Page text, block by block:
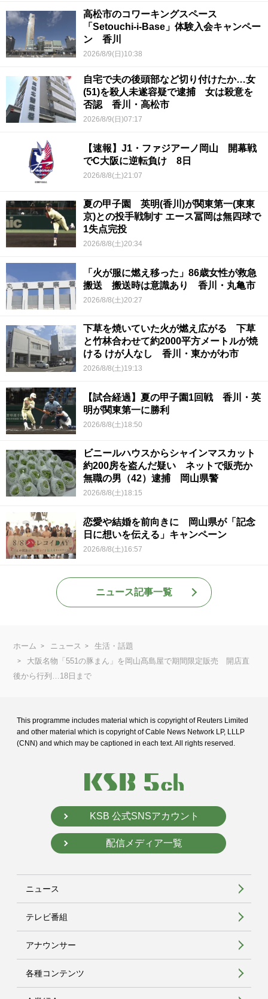
高松市のコワーキングスペース
「Setouchi-i-Base」体験入会キャンペー
ン 香川
2026/8/9(日)10:38
自宅で夫の後頭部など切り付けたか…女
(51)を殺人未遂容疑で逮捕 女は殺意を
否認 香川・高松市
2026/8/9(日)07:17
【速報】J1・ファジアーノ岡山 開幕戦
でC大阪に逆転負け 8日
2026/8/8(土)21:07
夏の甲子園 英明(香川)が関東第一(東東
京)との投手戦制す エース冨岡は無四球で
1失点完投
2026/8/8(土)20:34
「火が服に燃え移った」86歳女性が救急
搬送 搬送時は意識あり 香川・丸亀市
2026/8/8(土)20:27
下草を焼いていた火が燃え広がる 下草
と竹林合わせて約2000平方メートルが焼
ける けが人なし 香川・東かがわ市
2026/8/8(土)19:13
【試合経過】夏の甲子園1回戦 香川・英
明が関東第一に勝利
2026/8/8(土)18:50
ビニールハウスからシャインマスカット
約200房を盗んだ疑い ネットで販売か
無職の男（42）逮捕 岡山県警
2026/8/8(土)18:15
恋愛や結婚を前向きに 岡山県が「記念
日に想いを伝える」キャンペーン
2026/8/8(土)16:57
ニュース記事一覧
ホーム ニュース
生活・話題
大阪名物「551の豚まん」を岡山髙島屋で期間限定販売 開店直
後から行列…18日まで
This programme includes material which is copyright of Reuters Limited
and other material which is copyright of Cable News Network LP, LLLP
(CNN) and which may be captioned in each text. All rights reserved.
KSB 公式SNSアカウント
配信メディア一覧
ニュース
テレビ番組
アナウンサー
各種コンテンツ